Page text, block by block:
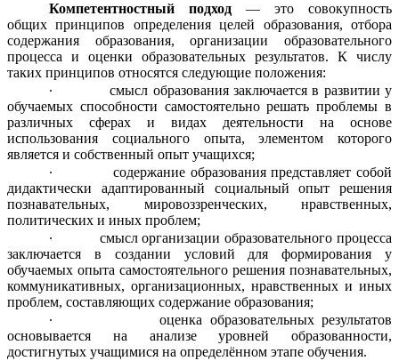
Компетентностный подход — это совокупность
общих принципов определения целей образования, отбора
содержания образования, организации образовательного
процесса и оценки образовательных результатов. К числу
таких принципов относятся следующие положения:
∙
смысл образования заключается в развитии у
обучаемых способности самостоятельно решать проблемы в
различных сферах и видах деятельности на основе
использования социального опыта, элементом которого
является и собственный опыт учащихся;
∙
содержание образования представляет собой
дидактически адаптированный социальный опыт решения
познавательных, мировоззренческих, нравственных,
политических и иных проблем;
∙
смысл организации образовательного процесса
заключается в создании условий для формирования у
обучаемых опыта самостоятельного решения познавательных,
коммуникативных, организационных, нравственных и иных
проблем, составляющих содержание образования;
∙
оценка образовательных результатов
основывается на анализе уровней образованности,
достигнутых учащимися на определённом этапе обучения.